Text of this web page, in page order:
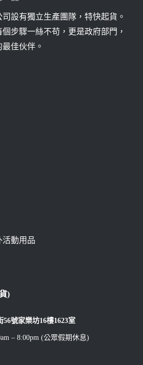
設有獨立生產團隊，特快起貨。
步驟一絲不苟，更是政府部門，
佳伙伴。
活動用品
)
號家樂坊16樓1623室
– 8:00pm (公眾假期休息)